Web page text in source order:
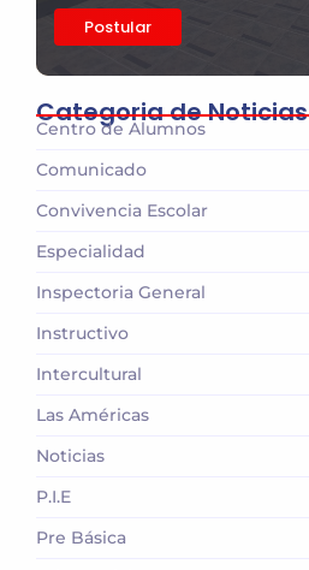
Postular
Categoria de Noticias
Centro de Alumnos
Comunicado
Convivencia Escolar
Especialidad
Inspectoria General
Instructivo
Intercultural
Las Américas
Noticias
P.I.E
Pre Básica